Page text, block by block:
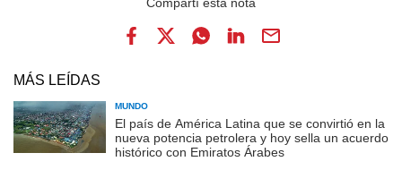
MÁS LEÍDAS
MUNDO
El país de América Latina que se convirtió en la
nueva potencia petrolera y hoy sella un acuerdo
histórico con Emiratos Árabes